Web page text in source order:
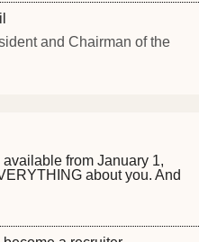
and Chairman of the
from January 1,
about you. And